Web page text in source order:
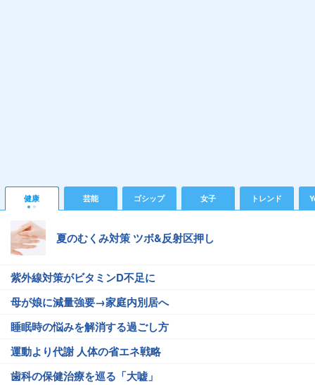
健康 芸能 ゴシップ 女子 トレンド
夏のむくみ対策 ツボ&反射区押し
紫外線対策がビタミンD不足に
母が娘に減量強要→家庭内別居へ
睡眠時の悩みを解消する過ごし方
運動より代謝 人体の省エネ戦略
歯科の保健治療を巡る「大嘘」